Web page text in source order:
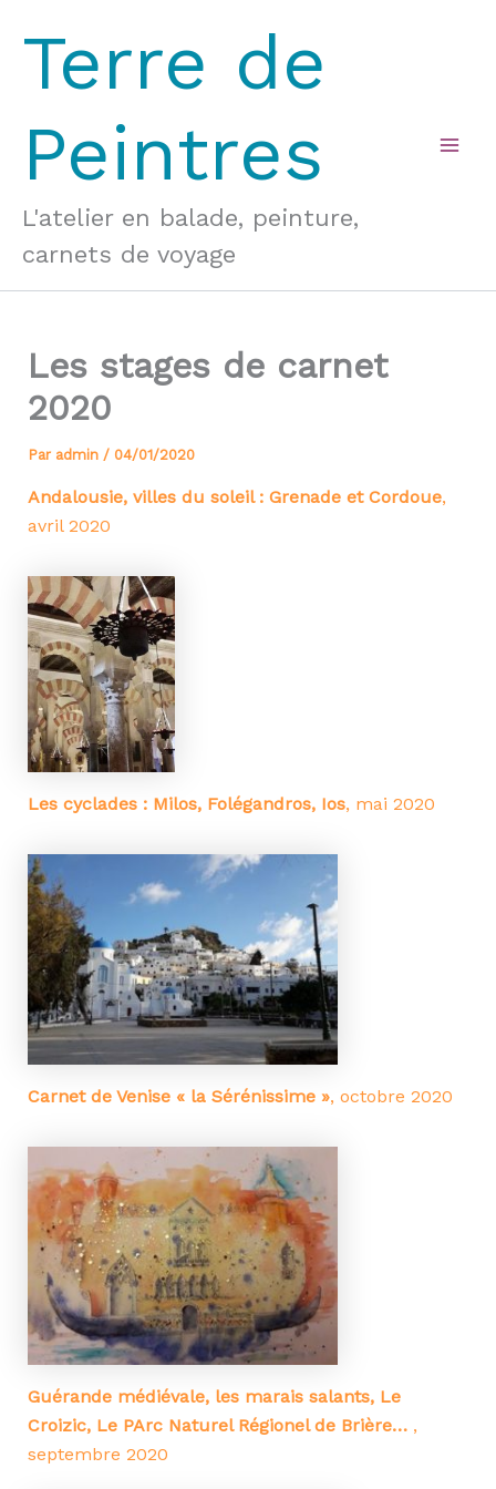
contenu
Terre de
Peintres
L'atelier en balade, peinture,
carnets de voyage
Les stages de carnet
2020
Par admin / 04/01/2020
Andalousie, villes du soleil : Grenade et Cordoue,
avril 2020
Les cyclades : Milos, Folégandros, Ios, mai 2020
Carnet de Venise « la Sérénissime », octobre 2020
Guérande médiévale, les marais salants, Le
Croizic, Le PArc Naturel Régionel de Brière…,
septembre 2020